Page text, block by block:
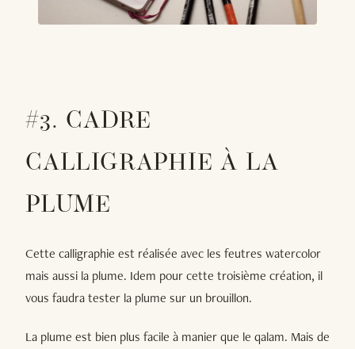
#3. CADRE
CALLIGRAPHIE À LA
PLUME
Cette calligraphie est réalisée avec les feutres watercolor
mais aussi la plume. Idem pour cette troisième création, il
vous faudra tester la plume sur un brouillon.
La plume est bien plus facile à manier que le qalam. Mais de